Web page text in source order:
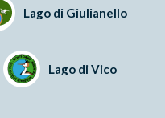
Lago di Giulianello
Lago di Vico